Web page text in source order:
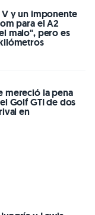
y un imponente
para el A2
malo", pero es
mereció la pena
Golf GTI de dos
en